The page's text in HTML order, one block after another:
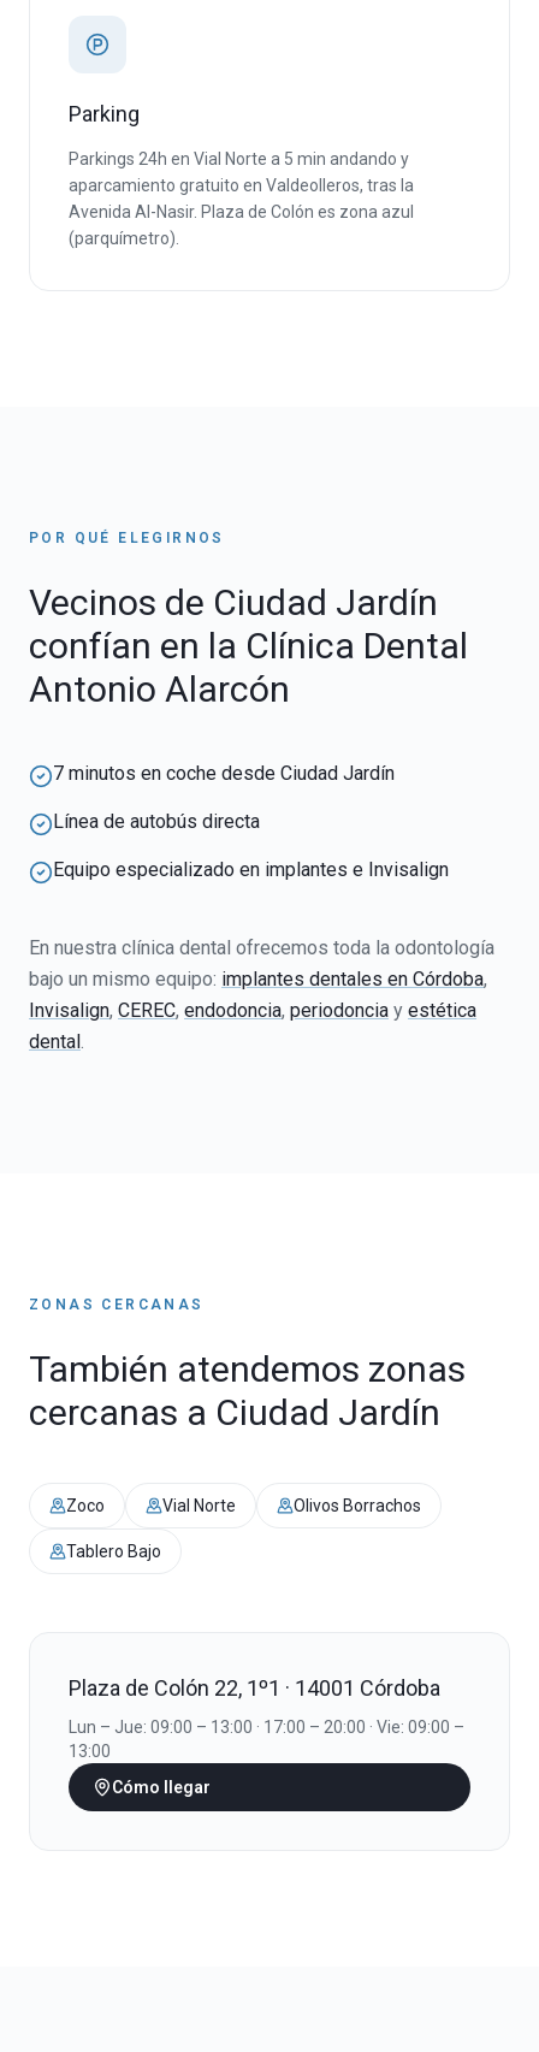
Parking
Parkings 24h en Vial Norte a 5 min andando y
aparcamiento gratuito en Valdeolleros, tras la
Avenida Al-Nasir. Plaza de Colón es zona azul
(parquímetro).
POR QUÉ ELEGIRNOS
Vecinos de Ciudad Jardín
confían en la Clínica Dental
Antonio Alarcón
7 minutos en coche desde Ciudad Jardín
Línea de autobús directa
Equipo especializado en implantes e Invisalign
En nuestra clínica dental ofrecemos toda la odontología
bajo un mismo equipo: implantes dentales en Córdoba,
Invisalign, CEREC, endodoncia, periodoncia y estética
dental.
ZONAS CERCANAS
También atendemos zonas
cercanas a Ciudad Jardín
Zoco Vial Norte Olivos Borrachos
Tablero Bajo
Plaza de Colón 22, 1º1 · 14001 Córdoba
Lun – Jue: 09:00 – 13:00 · 17:00 – 20:00 · Vie: 09:00 –
13:00
Cómo llegar